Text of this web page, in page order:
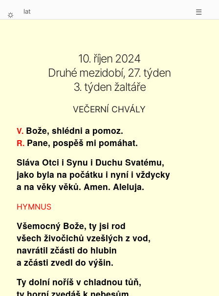
⛭ lat ☰
10. říjen 2024
Druhé mezidobí, 27. týden
3. týden žaltáře
VEČERNÍ CHVÁLY
V.Bože, shlédni a pomoz.
R.Pane, pospěš mi pomáhat.
Sláva Otci i Synu i Duchu Svatému,
jako byla na počátku i nyní i vždycky
a na věky věků. Amen. Aleluja.
HYMNUS
Všemocný Bože, ty jsi rod
všech živočichů vzešlých z vod,
navrátil zčásti do hlubin
a zčásti zvedl do výšin.
Ty dolní noříš v chladnou tůň,